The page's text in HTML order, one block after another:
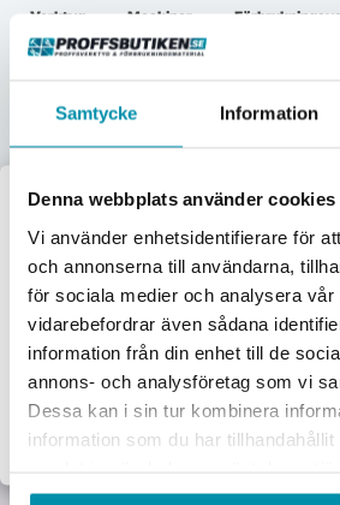
Samtycke Information
Denna webbplats använder cookies
Vi använder enhetsidentifierare för
och annonserna till användarna,
för sociala medier och analysera vår
vidarebefordrar även sådana
information från din enhet till de
annons- och analysföretag som vi
Dessa kan i sin tur kombinera
information som du har
Verktyg Maskiner
Lås & beslag
Jag handlar som:
Företag
Exkl. moms Inkl.